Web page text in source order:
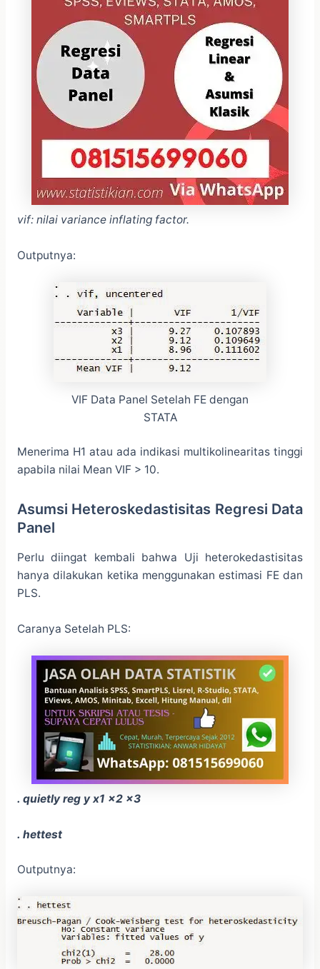
vif: nilai variance inflating factor.
Outputnya:
VIF Data Panel Setelah FE dengan
STATA
Menerima H1 atau ada indikasi multikolinearitas tinggi
apabila nilai Mean VIF > 10.
Asumsi Heteroskedastisitas Regresi Data
Panel
Perlu diingat kembali bahwa Uji heterokedastisitas
hanya dilakukan ketika menggunakan estimasi FE dan
PLS.
Caranya Setelah PLS:
. quietly reg y x1 x2 x3
. hettest
Outputnya: